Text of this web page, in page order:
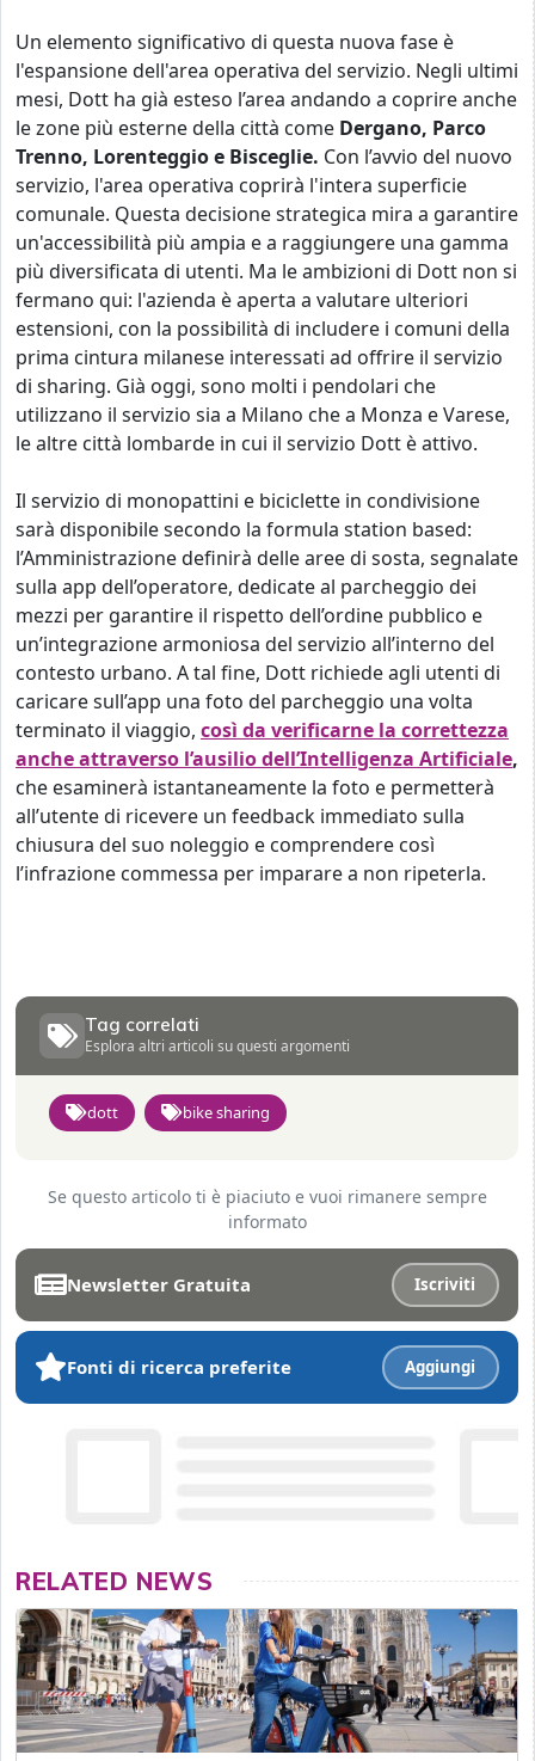
Un elemento significativo di questa nuova fase è
l'espansione dell'area operativa del servizio. Negli ultimi
mesi, Dott ha già esteso l’area andando a coprire anche
le zone più esterne della città come Dergano, Parco
Trenno, Lorenteggio e Bisceglie. Con l’avvio del nuovo
servizio, l'area operativa coprirà l'intera superficie
comunale. Questa decisione strategica mira a garantire
un'accessibilità più ampia e a raggiungere una gamma
più diversificata di utenti. Ma le ambizioni di Dott non si
fermano qui: l'azienda è aperta a valutare ulteriori
estensioni, con la possibilità di includere i comuni della
prima cintura milanese interessati ad offrire il servizio
di sharing. Già oggi, sono molti i pendolari che
utilizzano il servizio sia a Milano che a Monza e Varese,
le altre città lombarde in cui il servizio Dott è attivo.
Il servizio di monopattini e biciclette in condivisione
sarà disponibile secondo la formula station based:
l’Amministrazione definirà delle aree di sosta, segnalate
sulla app dell’operatore, dedicate al parcheggio dei
mezzi per garantire il rispetto dell’ordine pubblico e
un’integrazione armoniosa del servizio all’interno del
contesto urbano. A tal fine, Dott richiede agli utenti di
caricare sull’app una foto del parcheggio una volta
terminato il viaggio, così da verificarne la correttezza
anche attraverso l’ausilio dell’Intelligenza Artificiale,
che esaminerà istantaneamente la foto e permetterà
all’utente di ricevere un feedback immediato sulla
chiusura del suo noleggio e comprendere così
l’infrazione commessa per imparare a non ripeterla.
Tag correlati
Esplora altri articoli su questi argomenti
dott bike sharing
Se questo articolo ti è piaciuto e vuoi rimanere sempre
informato
Newsletter Gratuita Iscriviti
Fonti di ricerca preferite Aggiungi
RELATED NEWS